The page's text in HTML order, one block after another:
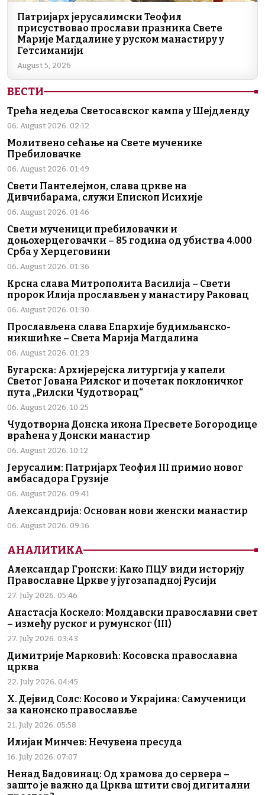
Патријарх јерусалимски Теофил
присуствовао прослави празника Свете
Марије Магдалине у руском манастиру у
Гетсиманији
August 5, 2026
ВЕСТИ
Трећа недеља Светосавског кампа у Шејдленду
06. August 2026. 02:12
Молитвено сећање на Свете мученике
Пребиловачке
06. August 2026. 01:49
Свети Пантелејмон, слава цркве на
Дивчибарама, служи Епископ Исихије
06. August 2026. 01:46
Свети мученици пребиловачки и
доњохерцеговачки – 85 година од убиства 4.000
Срба у Херцеговини
06. August 2026. 01:36
Крсна слава Митрополита Василија – Свети
пророк Илија прослављен у манастиру Раковац
06. August 2026. 01:30
Прослављена слава Епархије будимљанско-
никшићке – Света Марија Магдалина
06. August 2026. 01:23
Бугарска: Архијерејска литургија у капели
Светог Јована Рилског и почетак поклоничког
пута „Рилски Чудотворац“
06. August 2026. 10:25
Чудотворна Донска икона Пресвете Богородице
враћена у Донски манастир
06. August 2026. 10:12
Јерусалим: Патријарх Теофил III примио новог
амбасадора Грузије
06. August 2026. 09:41
Александрија: Основан нови женски манастир
06. August 2026. 09:16
АНАЛИТИКА
Александар Гронски: Како ПЦУ види историју
Православне Цркве у југозападној Русији
27. July 2026. 05:46
Анастасја Коскело: Молдавски православни свет
– између руског и румунског (III)
27. July 2026. 03:43
Димитрије Марковић: Косовска православна
црква
22. July 2026. 04:45
Х. Дејвид Солс: Косово и Украјина: Самученици
за канонско православље
21. July 2026. 05:58
Илијан Минчев: Нечувена пресуда
16. July 2026. 07:07
Ненад Бадовинац: Од храмова до сервера –
зашто је важно да Црква штити свој дигитални